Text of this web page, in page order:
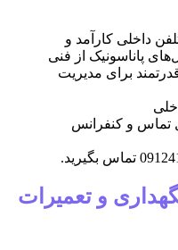
داخلی کارآمد و
پاناسونیک از فنی
برای مدیریت
تماس و کنفرانس
و تعمیرات